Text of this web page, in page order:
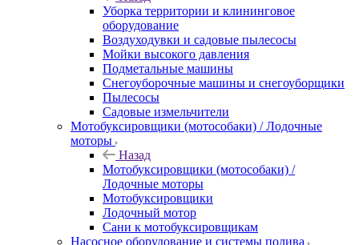
Уборка территории и клининговое
оборудование
Воздуходувки и садовые пылесосы
Мойки высокого давления
Подметальные машины
Снегоуборочные машины и снегоуборщики
Пылесосы
Садовые измельчители
Мотобуксировщики (мотособаки) / Лодочные
моторы
Назад
Мотобуксировщики (мотособаки) /
Лодочные моторы
Мотобуксировщики
Лодочный мотор
Сани к мотобуксировщикам
Насосное оборудование и системы полива